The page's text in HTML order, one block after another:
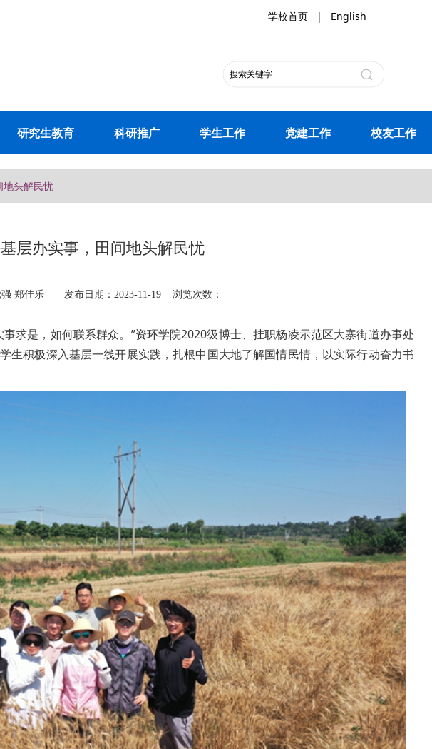
学校首页 | English
研究生教育 科研推广 学生工作 党建工作 校友工作
地头解民忧
层办实事，田间地头解民忧
强 郑佳乐 发布日期：2023-11-19 浏览次数：
求是，如何联系群众。”资环学院2020级博士、挂职杨凌示范区大寨街道办事处
生积极深入基层一线开展实践，扎根中国大地了解国情民情，以实际行动奋力书